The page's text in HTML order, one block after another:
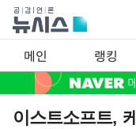
메인 랭킹
이스트소프트,